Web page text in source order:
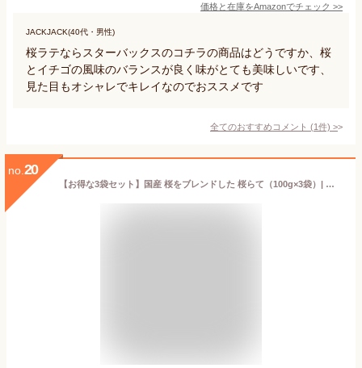
価格と在庫をAmazonでチェック >>
JACKJACK(40代・男性)
桜ラテならスターバックスのコチラの商品はどうですか、桜
とイチゴの風味のバランスが良く味がとても美味しいです、
見た目もオシャレでキレイなのでおススメです
全てのおすすめコメント (1件) >
no. 20
【お得な3袋セット】国産 桜をブレンドした 桜らて（100g×3袋）| 桜 さくら サクラ ラテ らて オレ 桜ラテ さくらラテ サクララテ 粉末 ドリンク 牛乳 豆乳 カフェイン 製菓用 製菓 お菓子 作り方 ティータイム カフェ おうちカフェ 飲み物 ドリンク 桜花 粉末 美味しい